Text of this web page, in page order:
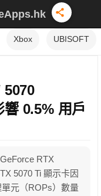
Xbox UBISOFT
5070
0.5% 用戶
RTX
5070 Ti 顯示卡因
元（ROPs）數量